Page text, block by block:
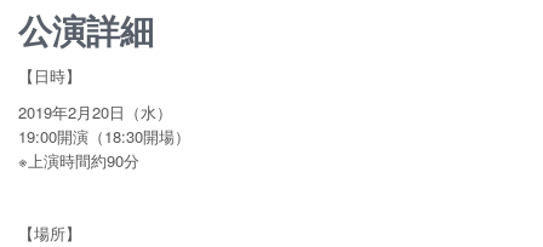
公演詳細
【日時】
2019年2月20日（水）
19:00開演（18:30開場）
※上演時間約90分
【場所】